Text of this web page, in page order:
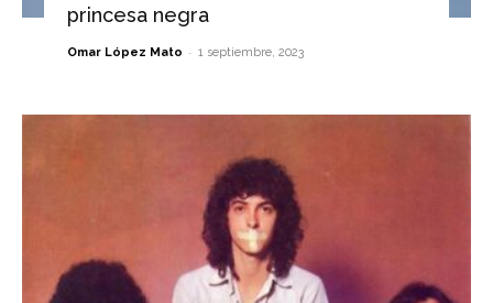
princesa negra
Omar López Mato - 1 septiembre, 2023